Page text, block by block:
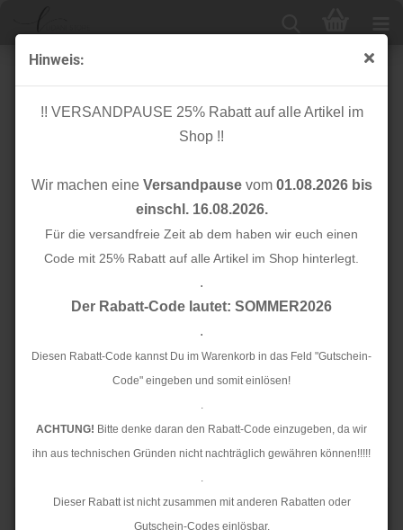
Hinweis:
!! VERSANDPAUSE 25% Rabatt auf alle Artikel im
Shop !!
Wir machen eine Versandpausevom 01.08.2026 bis
einschl. 16.08.2026.
Für die versandfreie Zeit ab dem haben wir euch einen
Code mit 25% Rabatt auf alle Artikel im Shop hinterlegt.
.
Der Rabatt-Code lautet: SOMMER2026
.
Diesen Rabatt-Code kannst Du im Warenkorb in das Feld "Gutschein-
Code" eingeben und somit einlösen!
.
ACHTUNG! Bitte denke daran den Rabatt-Code einzugeben, da wir
ihn aus technischen Gründen nicht nachträglich gewähren können!!!!!
.
Dieser Rabatt ist nicht zusammen mit anderen Rabatten oder
Gutschein-Codes einlösbar.
Bio Einfassband/Tresse - Edge me - mittelgrau
melange - Sweet Home - Hamburger Liebe - Albstoffe